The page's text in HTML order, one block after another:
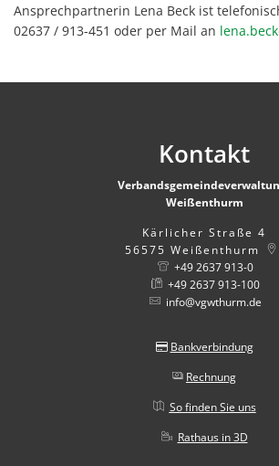
Ansprechpartnerin Lena Beck ist
02637 / 913-451 oder per Mail an
Kontakt
Weißenthurm
Kärlicher Straße 4
56575 Weißenthurm
+49 2637 913-0
+49 2637 913-100
info@vgwthurm.de
Bankverbindung
Rechnung
So finden Sie uns
Rathaus in 3D